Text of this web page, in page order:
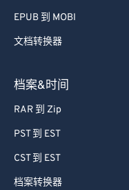
EPUB 到 MOBI
文档转换器
档案&时间
RAR 到 Zip
PST 到 EST
CST 到 EST
档案转换器